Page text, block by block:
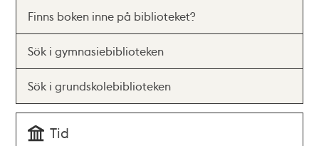
Finns boken inne på biblioteket?
Sök i gymnasiebiblioteken
Sök i grundskolebiblioteken
Tid